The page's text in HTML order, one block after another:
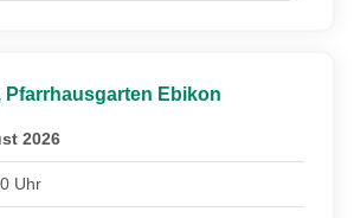
Pfarrhausgarten Ebikon
2026
Uhr